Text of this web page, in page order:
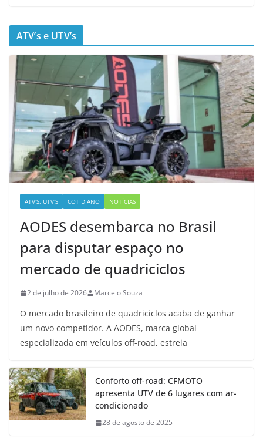
ATV’s e UTV’s
ATV'S, UTV'S COTIDIANO NOTÍCIAS
AODES desembarca no Brasil
para disputar espaço no
mercado de quadriciclos
2 de julho de 2026 Marcelo Souza
O mercado brasileiro de quadriciclos acaba de ganhar
um novo competidor. A AODES, marca global
especializada em veículos off-road, estreia
Conforto off-road: CFMOTO
apresenta UTV de 6 lugares com ar-
condicionado
28 de agosto de 2025